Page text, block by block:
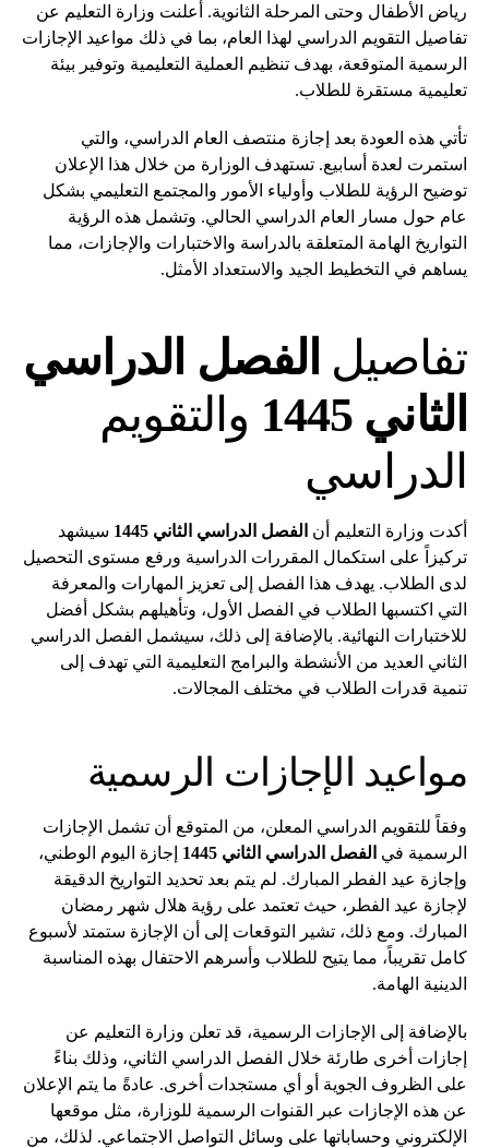
رياض الأطفال وحتى المرحلة الثانوية. أعلنت وزارة التعليم عن
تفاصيل التقويم الدراسي لهذا العام، بما في ذلك مواعيد الإجازات
الرسمية المتوقعة، بهدف تنظيم العملية التعليمية وتوفير بيئة
تعليمية مستقرة للطلاب.
تأتي هذه العودة بعد إجازة منتصف العام الدراسي، والتي
استمرت لعدة أسابيع. تستهدف الوزارة من خلال هذا الإعلان
توضيح الرؤية للطلاب وأولياء الأمور والمجتمع التعليمي بشكل
عام حول مسار العام الدراسي الحالي. وتشمل هذه الرؤية
التواريخ الهامة المتعلقة بالدراسة والاختبارات والإجازات، مما
يساهم في التخطيط الجيد والاستعداد الأمثل.
تفاصيل الفصل الدراسي
الثاني 1445
والتقويم
الدراسي
أكدت وزارة التعليم أن الفصل الدراسي الثاني 1445
سيشهد
تركيزاً على استكمال المقررات الدراسية ورفع مستوى التحصيل
لدى الطلاب. يهدف هذا الفصل إلى تعزيز المهارات والمعرفة
التي اكتسبها الطلاب في الفصل الأول، وتأهيلهم بشكل أفضل
للاختبارات النهائية. بالإضافة إلى ذلك، سيشمل الفصل الدراسي
الثاني العديد من الأنشطة والبرامج التعليمية التي تهدف إلى
تنمية قدرات الطلاب في مختلف المجالات.
مواعيد الإجازات الرسمية
وفقاً للتقويم الدراسي المعلن، من المتوقع أن تشمل الإجازات
الرسمية في الفصل الدراسي الثاني 1445
إجازة اليوم الوطني،
وإجازة عيد الفطر المبارك. لم يتم بعد تحديد التواريخ الدقيقة
لإجازة عيد الفطر، حيث تعتمد على رؤية هلال شهر رمضان
المبارك. ومع ذلك، تشير التوقعات إلى أن الإجازة ستمتد لأسبوع
كامل تقريباً، مما يتيح للطلاب وأسرهم الاحتفال بهذه المناسبة
الدينية الهامة.
بالإضافة إلى الإجازات الرسمية، قد تعلن وزارة التعليم عن
إجازات أخرى طارئة خلال الفصل الدراسي الثاني، وذلك بناءً
على الظروف الجوية أو أي مستجدات أخرى. عادةً ما يتم الإعلان
عن هذه الإجازات عبر القنوات الرسمية للوزارة، مثل موقعها
الإلكتروني وحساباتها على وسائل التواصل الاجتماعي. لذلك، من